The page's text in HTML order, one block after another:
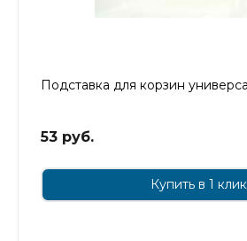
Подставка для корзин
53 руб.
Купить в 1 клик